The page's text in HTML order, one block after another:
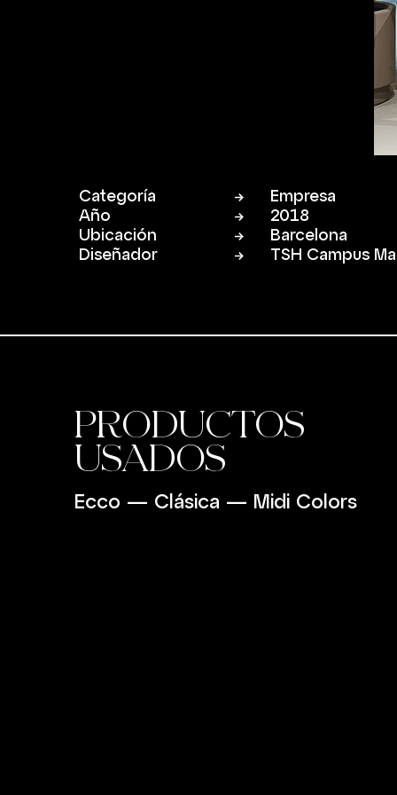
Categoría
Empresa
Año
2018
Ubicación
Barcelona
Diseñador
TSH Campus
PRODUCTOS
USADOS
Ecco — Clásica — Midi Colors